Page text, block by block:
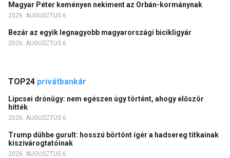
Magyar Péter keményen nekiment az Orbán-kormánynak
2026. AUGUSZTUS 6.
Bezár az egyik legnagyobb magyarországi bicikligyár
2026. AUGUSZTUS 6.
TOP24 privátbankár
Lipcsei drónügy: nem egészen úgy történt, ahogy először
hitték
2026. AUGUSZTUS 6.
Trump dühbe gurult: hosszú börtönt ígér a hadsereg titkainak
kiszivárogtatóinak
2026. AUGUSZTUS 6.